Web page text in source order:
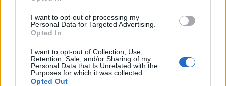
I want to opt-out of processing my
Personal Data for Targeted Advertising.
Opted In
I want to opt-out of Collection, Use,
Retention, Sale, and/or Sharing of my
Personal Data that Is Unrelated with the
Purposes for which it was collected.
Opted Out
Corte Penal Internacional: cómo funciona
y su impacto global
INTERNACIONAL